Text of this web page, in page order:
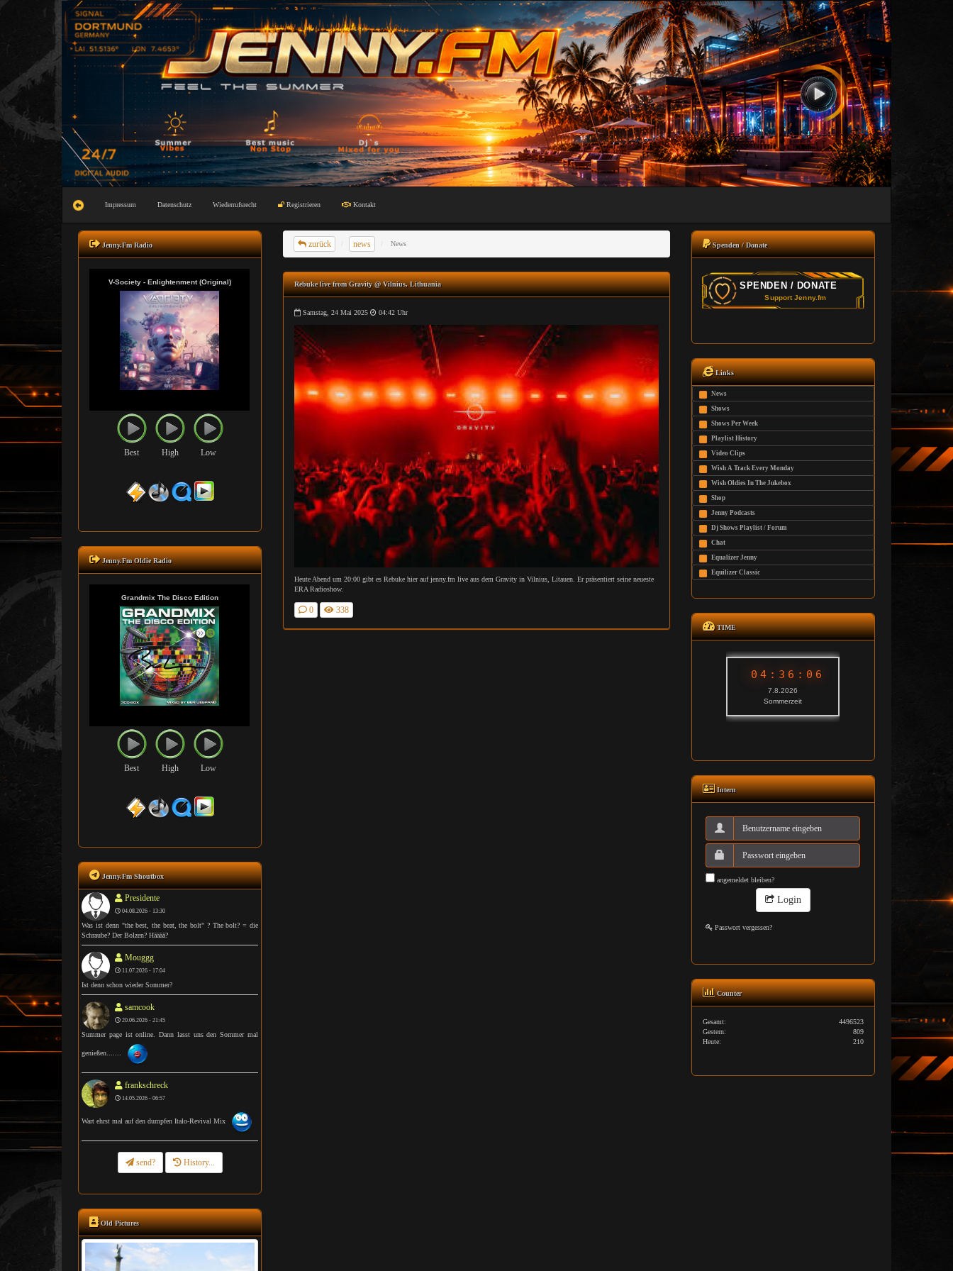
Impressum Datenschutz Wiederrufsrecht Registrieren Kontakt
Jenny.Fm Radio
Best High Low
Jenny.Fm Oldie Radio
Best High Low
Jenny.Fm Shoutbox
Presidente
04.08.2026 - 13:30
Was ist denn "the best, the beat, the bolt" ? The bolt? = die
Schraube? Der Bolzen? Hääää?
Mouggg
11.07.2026 - 17:04
Ist denn schon wieder Sommer?
samcook
20.06.2026 - 21:45
Summer page ist online. Dann lasst uns den Sommer mal
genießen.......
frankschreck
14.05.2026 - 06:57
Wart ehrst mal auf den dumpfen Italo-Revival Mix
send? History...
Old Pictures
zurück news News
Rebuke live from Gravity @ Vilnius, Lithuania
Samstag, 24 Mai 2025 04:42 Uhr
Heute Abend um 20:00 gibt es Rebuke hier auf jenny.fm live aus dem Gravity in Vilnius, Litauen. Er präsentiert seine neueste
ERA Radioshow.
0 338
Spenden / Donate
Links
News
Shows
Shows Per Week
Playlist History
Video Clips
Wish A Track Every Monday
Wish Oldies In The Jukebox
Shop
Jenny Podcasts
Dj Shows Playlist / Forum
Chat
Equalizer Jenny
Equilizer Classic
TIME
Intern
angemeldet bleiben?
Login
Passwort vergessen?
Counter
Gesamt:
4496523
Gestern:
809
Heute:
210